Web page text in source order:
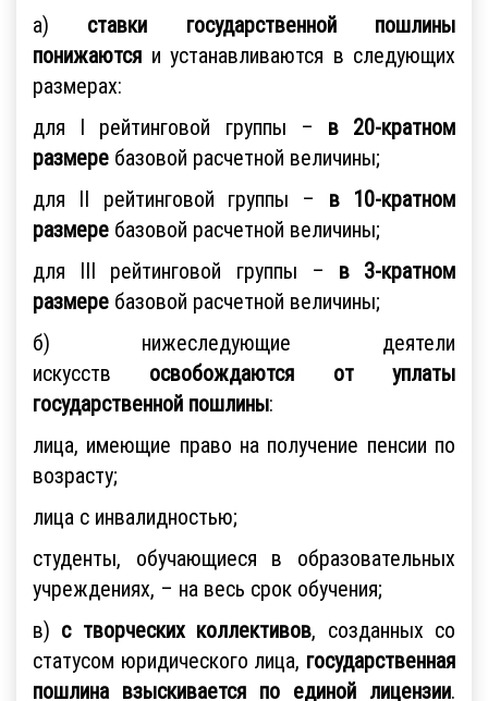
а) ставки государственной пошлины
понижаются и устанавливаются в следующих
размерах:
для I рейтинговой группы – в 20-кратном
размере базовой расчетной величины;
для II рейтинговой группы – в 10-кратном
размере базовой расчетной величины;
для III рейтинговой группы – в 3-кратном
размере базовой расчетной величины;
б) нижеследующие деятели
искусств освобождаются от уплаты
государственной пошлины:
лица, имеющие право на получение пенсии по
возрасту;
лица с инвалидностью;
студенты, обучающиеся в образовательных
учреждениях, – на весь срок обучения;
в) с творческих коллективов, созданных со
статусом юридического лица, государственная
пошлина взыскивается по единой лицензии.